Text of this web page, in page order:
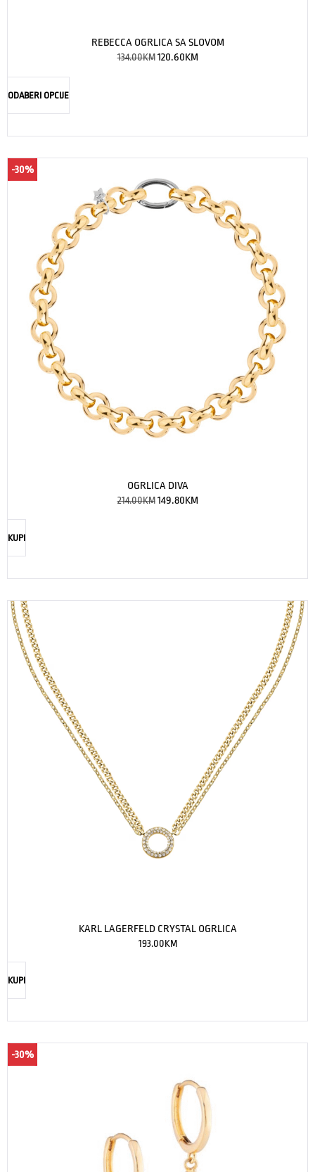
REBECCA OGRLICA SA SLOVOM
134.00KM 120.60KM
ODABERI OPCIJE
-30%
OGRLICA DIVA
214.00KM 149.80KM
KUPI
KARL LAGERFELD CRYSTAL OGRLICA
193.00KM
KUPI
-30%